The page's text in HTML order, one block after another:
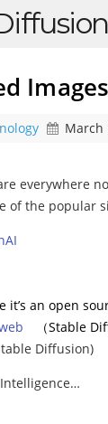
March
everywhere
of the popular
it’s an open
（Stable
Diffusion)